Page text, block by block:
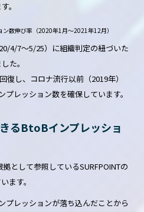
。
数伸び率（2020年1月〜2021年12月）
4/7～5/25）に組織判定の紐づいた
た。
復し、コロナ流行以前（2019年）
レッション数を確保しています。
るBtoBインプレッショ
として参照しているSURFPOINTの
ます。
プレッションが落ち込んだことから